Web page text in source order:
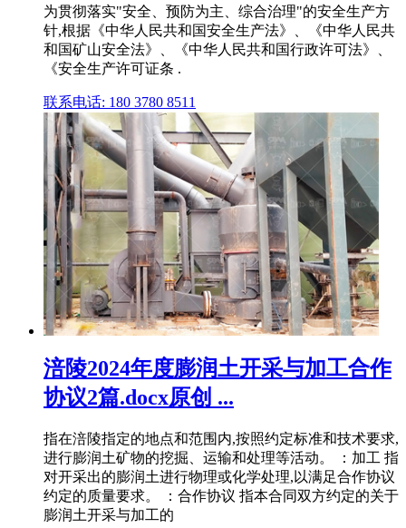
为贯彻落实"安全、预防为主、综合治理"的安全生产方
针,根据《中华人民共和国安全生产法》、《中华人民共
和国矿山安全法》、《中华人民共和国行政许可法》、
《安全生产许可证条 .
联系电话: 180 3780 8511
涪陵2024年度膨润土开采与加工合作
协议2篇.docx原创 ...
指在涪陵指定的地点和范围内,按照约定标准和技术要求,
进行膨润土矿物的挖掘、运输和处理等活动。 ：加工 指
对开采出的膨润土进行物理或化学处理,以满足合作协议
约定的质量要求。 ：合作协议 指本合同双方约定的关于
膨润土开采与加工的